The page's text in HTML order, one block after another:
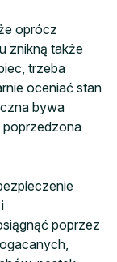
oprócz
znikną także
trzeba
oceniać stan
bywa
poprzedzona
poprzez